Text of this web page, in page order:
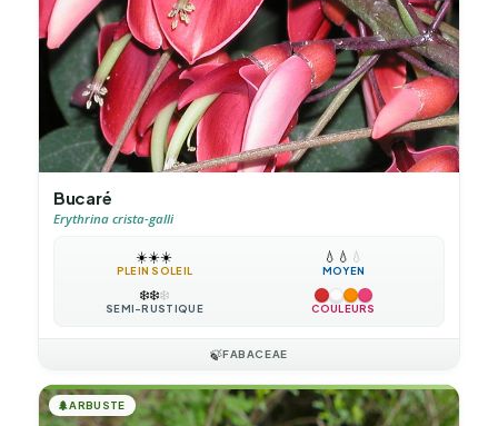
Bucaré
Erythrina crista-galli
☀️☀️☀️
PLEIN SOLEIL
💧 💧 💧
MOYEN
❄️❄️❄️
SEMI-RUSTIQUE COULEURS
🍃FABACEAE
🌲ARBUSTE